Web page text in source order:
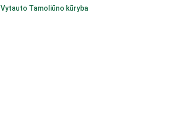
Vytauto Tamoliūno kūryba